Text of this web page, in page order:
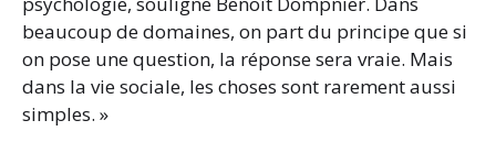
beaucoup de domaines, on part du principe que si
on pose une question, la réponse sera vraie. Mais
dans la vie sociale, les choses sont rarement aussi
simples. »